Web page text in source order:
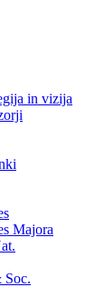
in vizija
Majora
Soc.